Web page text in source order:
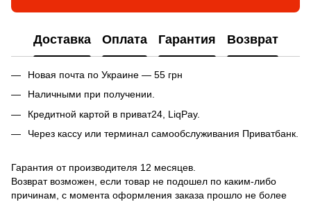
Доставка Оплата Гарантия Возврат
Новая почта по Украине — 55 грн
Наличными при получении.
Кредитной картой в приват24, LiqPay.
Через кассу или терминал самообслуживания Приватбанк.
Гарантия от производителя 12 месяцев.
Возврат возможен, если товар не подошел по каким-либо
причинам, с момента оформления заказа прошло не более